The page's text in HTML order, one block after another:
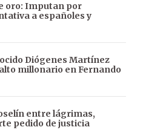
oro: Imputan por
a españoles y
Diógenes Martínez
millonario en Fernando
entre lágrimas,
pedido de justicia